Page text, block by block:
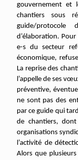
gouvernement et
chantiers sous
guide/
d’élaboration.
e-s du secteur
économique,
La reprise des
l’appelle de ses
préventive,
ne sont pas des
par ce guide qui
de chantiers, dont
organisations
l’activité de
Alors que